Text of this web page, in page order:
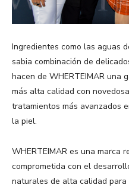
Ingredientes como las aguas
sabia combinación de
hacen de WHERTEIMAR una
más alta calidad con
tratamientos más avanzados
la piel.
WHERTEIMAR es una marca
comprometida con el
naturales de alta calidad